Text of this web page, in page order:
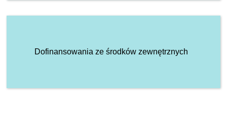
Dofinansowania ze środków zewnętrznych